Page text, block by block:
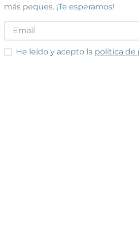
más peques. ¡Te esperamos!
He leído y acepto las condiciones
He leído y acepto la política de